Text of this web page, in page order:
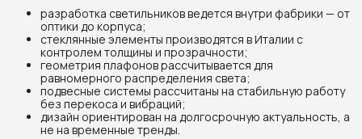
разработка светильников ведется внутри фабрики — от
оптики до корпуса;
стеклянные элементы производятся в Италии с
контролем толщины и прозрачности;
геометрия плафонов рассчитывается для
равномерного распределения света;
подвесные системы рассчитаны на стабильную работу
без перекоса и вибраций;
дизайн ориентирован на долгосрочную актуальность, а
не на временные тренды.